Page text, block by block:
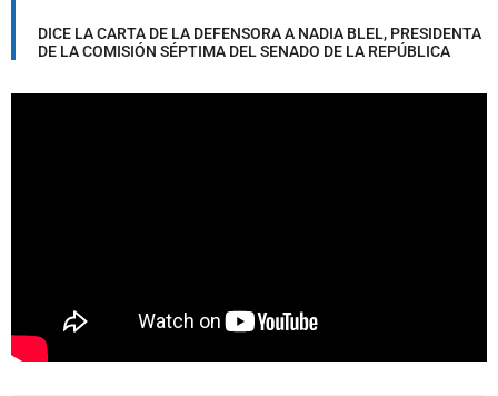
DICE LA CARTA DE LA DEFENSORA A NADIA BLEL, PRESIDENTA
DE LA COMISIÓN SÉPTIMA DEL SENADO DE LA REPÚBLICA